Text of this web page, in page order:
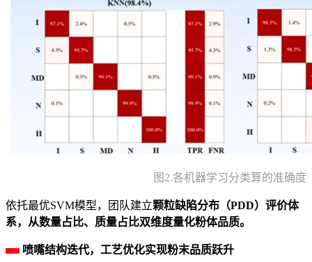
图2.各机器学习分类算的准确度
依托最优SVM模型，团队建立颗粒缺陷分布（PDD）评价体
系，从数量占比、质量占比双维度量化粉体品质。
喷嘴结构迭代，工艺优化实现粉末品质跃升